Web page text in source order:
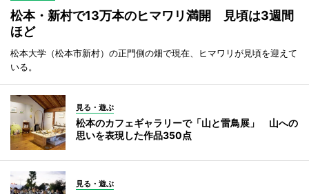
松本・新村で13万本のヒマワリ満開 見頃は3週間
ほど
松本大学（松本市新村）の正門側の畑で現在、ヒマワリが見頃を迎えて
いる。
見る・遊ぶ
松本のカフェギャラリーで「山と雷鳥展」 山への
思いを表現した作品350点
見る・遊ぶ